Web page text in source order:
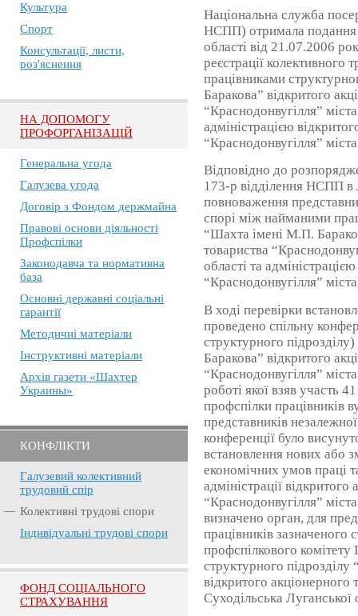
Культура
Спорт
Консультації, листи,
роз'яснення
НА ДОПОМОГУ
ПРОФОРГАНІЗАЦІЙ
Генеральна угода
Галузева угода
Договір з Фондом держмайна
Правові основи діяльності
Профспілки
Законодавча та нормативна
база
Основні державні соціальні
гарантії
Методичні матеріали
Інструктивні матеріали
Архів газети «Шахтер
Украины»
КОНФЛІКТИ
Галузевий колективний
трудовий спір
Колективні трудові спори
Індивідуальні трудові спори
ФОНД СОЦІАЛЬНОГО
СТРАХУВАННЯ
Національна служба
НСПП) отримала подання
області від 21.07.2006
реєстрації
працівниками
Баракова” відкритого
“Краснодонвугілля”
адміністрацією
“Краснодонвугілля”
Відповідно до
173-р відділення НСПП в
повноваження
спорі між найманими
“Шахта імені М.П.
товариства
області та
“Краснодонвугілля”
В ході перевірки
проведено спільну
структурного
Баракова” відкритого
“Краснодонвугілля”
роботі якої взяв участь
профспілки працівників
представників
конференції було
встановлення нових або
економічних умов праці
адміністрації
“Краснодонвугілля”
визначено орган, для
працівників зазначеного
профспілкового
структурного
відкритого акціонерного
Суходільська Луганської